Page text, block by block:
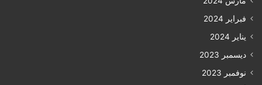
فبراير 2024
يناير 2024
ديسمبر 2023
نوفمبر 2023